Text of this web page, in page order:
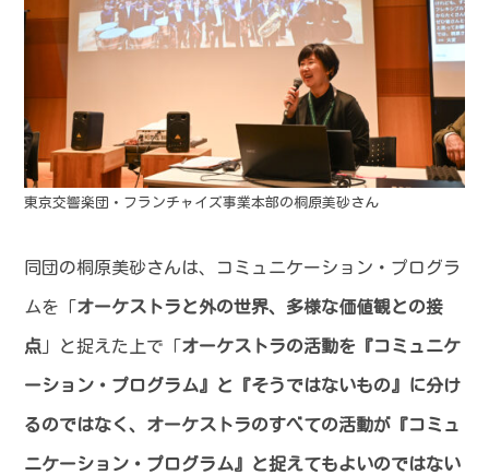
東京交響楽団・フランチャイズ事業本部の桐原美砂さん
同団の桐原美砂さんは、コミュニケーション・プログラ
ムを「 オーケストラと外の世界、多様な価値観との接
点 」と捉えた上で「 オーケストラの活動を『コミュニケ
ーション・プログラム』と『そうではないもの』に分け
るのではなく、オーケストラのすべての活動が『コミュ
ニケーション・プログラム』と捉えてもよいのではない